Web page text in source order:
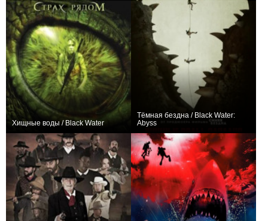
Хищные воды / Black Water
Тёмная бездна / Black Water:
Abyss